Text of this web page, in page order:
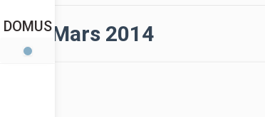
DOMUSMars 2014